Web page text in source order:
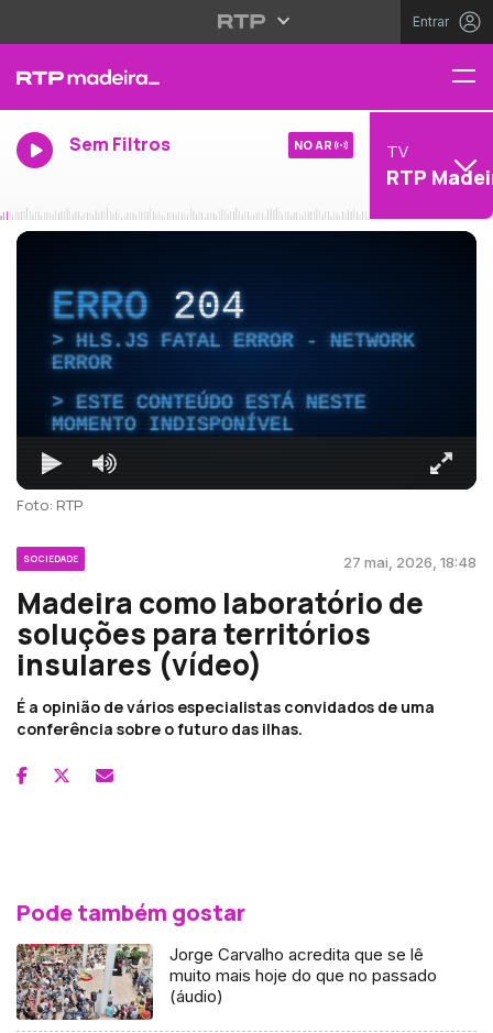
Entrar
Sem Filtros NO AR TV
RTP
ERRO204
HLS.JS FATAL ERROR - NETWORK
ERROR
ESTE CONTEÚDO ESTÁ NESTE
MOMENTO INDISPONÍVEL
Foto: RTP
SOCIEDADE 27 mai, 2026, 18:48
Madeira como laboratório de
soluções para territórios
insulares (vídeo)
É a opinião de vários especialistas convidados de uma
conferência sobre o futuro das ilhas.
Pode também gostar
Jorge Carvalho acredita que se lê
muito mais hoje do que no passado
(áudio)